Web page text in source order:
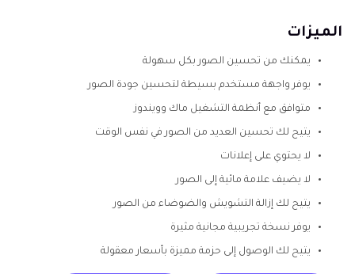
الميزات
يمكنك من تحسين الصور بكل سهولة
يوفر واجهة مستخدم بسيطة لتحسين جودة الصور
متوافق مع أنظمة التشغيل ماك وويندوز
يتيح لك تحسين العديد من الصور في نفس الوقت
لا يحتوي على إعلانات
لا يضيف علامة مائية إلى الصور
يتيح لك إزالة التشويش والضوضاء من الصور
يوفر نسخة تجريبية مجانية مثيرة
يتيح لك الوصول إلى حزمة مميزة بأسعار معقولة